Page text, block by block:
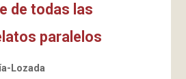
de todas las
paralelos
Lozada